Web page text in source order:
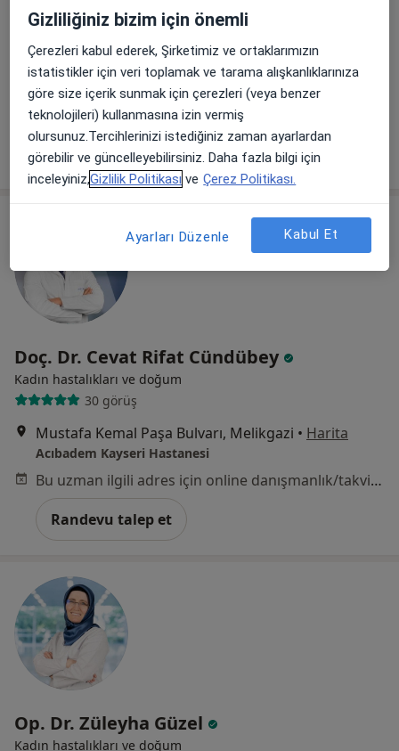
Op. Dr. Kutlay Aytaş
Yazanel
Kadın hastalıkları ve
doğum
Profili Gör
Doç. Dr. Cevat Rifat Cündübey
Kadın hastalıkları ve doğum
30 görüş
Mustafa Kemal Paşa Bulvarı, Melikgazi • Harita
Acıbadem Kayseri Hastanesi
Bu uzman ilgili adres için online danışmanlık/takvim sunmuyor.
Randevu talep et
Op. Dr. Züleyha Güzel
Kadın hastalıkları ve doğum
Gizliliğiniz bizim için önemli
Çerezleri kabul ederek, Şirketimiz ve ortaklarımızın
istatistikler için veri toplamak ve tarama alışkanlıklarınıza
göre size içerik sunmak için çerezleri (veya benzer
teknolojileri) kullanmasına izin vermiş
olursunuz.Tercihlerinizi istediğiniz zaman ayarlardan
görebilir ve güncelleyebilirsiniz. Daha fazla bilgi için
inceleyiniz,Gizlilik Politikası ve Çerez Politikası.
Ayarları Düzenle Kabul Et